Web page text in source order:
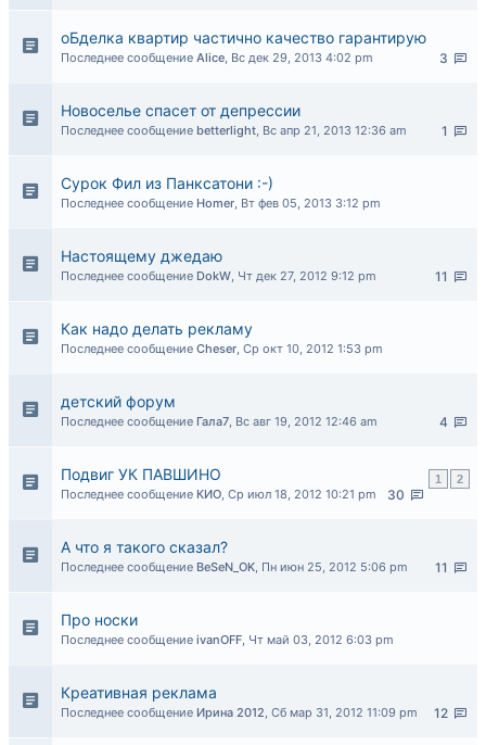
оБделка квартир частично качество гарантирую
3
Последнее сообщение Alice, Вс дек 29, 2013 4:02 pm
Новоселье спасет от депрессии
1
Последнее сообщение betterlight, Вс апр 21, 2013 12:36 am
Сурок Фил из Панксатони :-)
Последнее сообщение Homer, Вт фев 05, 2013 3:12 pm
Настоящему джедаю
11
Последнее сообщение DokW, Чт дек 27, 2012 9:12 pm
Как надо делать рекламу
Последнее сообщение Cheser, Ср окт 10, 2012 1:53 pm
детский форум
4
Последнее сообщение Гала7, Вс авг 19, 2012 12:46 am
Подвиг УК ПАВШИНО 1 2
30
Последнее сообщение КИО, Ср июл 18, 2012 10:21 pm
А что я такого сказал?
11
Последнее сообщение BeSeN_OK, Пн июн 25, 2012 5:06 pm
Про носки
Последнее сообщение ivanOFF, Чт май 03, 2012 6:03 pm
Креативная реклама
12
Последнее сообщение Ирина 2012, Сб мар 31, 2012 11:09 pm